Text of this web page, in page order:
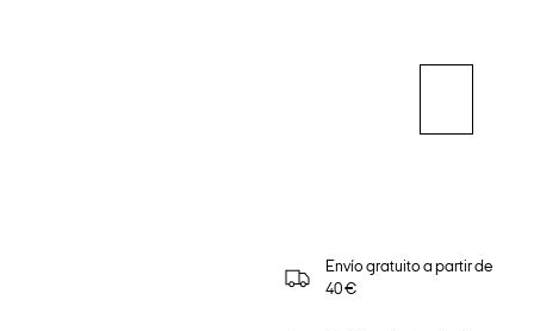
Envío gratuito a partir de
40 €